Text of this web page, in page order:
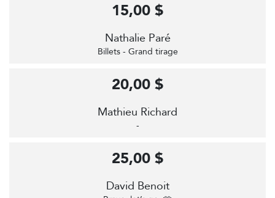
Nathalie Paré
Billets - Grand tirage
15,00 $
Mathieu Richard
-
20,00 $
David Benoit
25,00 $